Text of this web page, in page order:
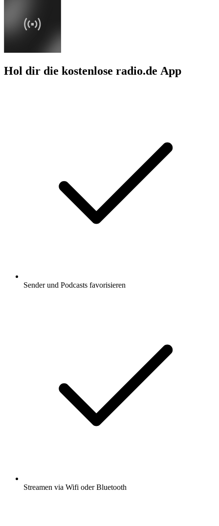
Hol dir die kostenlose radio.de App
Sender und Podcasts favorisieren
Streamen via Wifi oder Bluetooth